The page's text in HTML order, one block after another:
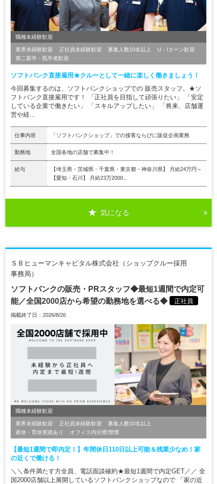
職種未経験歓迎
業界未経験歓迎 正社員未経験歓迎 募集人数10名以上
U・Iターン歓迎
第二新卒・既卒者歓迎
ソフトバンク直接雇用★クルーとして一緒に楽しく働きましょう！
今回募集するのは、ソフトバンクショップでの 販売スタッフ。★ソ
フトバンク直接雇用です！ 「正社員を目指して頑張りたい」 「安定
している企業で働きたい」 「スキルアップしたい」 「将来、店舗運
営や経...
仕事内容 「ソフトバンクショップ」での接客ならびに販促企画業務
勤務地 全国各地の店舗で募集中！
給与
【埼玉県・茨城県・千葉県・東京都・神奈川県】 月給24万円～
【愛知・石川】 月給23万2000...
気になる
ＳＢヒューマンキャピタル株式会社（ショップクルー採用
事務局）
ソフトバンクの販売・PRスタッフ◆最短1週間で内定可
能／全国2000店から希望の勤務地を選べる◆
正社員
掲載終了日：2026/8/26
職種未経験歓迎
業界未経験歓迎 正社員未経験歓迎
募集人数10名以上
産休・育休実績あり
オフィス内分煙/禁煙
【最短1週間で即内定！】年間休日110日以上可能＆残業少なめ！家
の近くで働ける！
＼＼条件満たす方全員、電話面談確約★最短1週間で内定GET／／ 全
国2000店舗以上展開しているソフトバンクショップなので 「家の近